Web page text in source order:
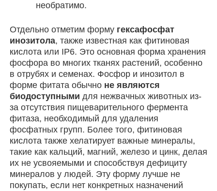
необратимо.
Отдельно отметим форму гексафосфат
инозитола, также известная как фитиновая
кислота или IP6. Это основная форма хранения
фосфора во многих тканях растений, особенно
в отрубях и семенах. Фосфор и инозитол в
форме фитата обычно не являются
биодоступными для нежвачных животных из-
за отсутствия пищеварительного фермента
фитаза, необходимый для удаления
фосфатных групп. Более того, фитиновая
кислота также хелатирует важные минералы,
такие как кальций, магний, железо и цинк, делая
их не усвояемыми и способствуя дефициту
минералов у людей. Эту форму лучше не
покупать, если нет конкретных назначений